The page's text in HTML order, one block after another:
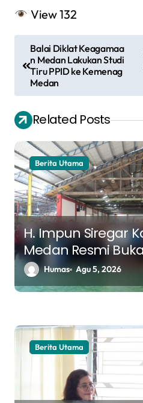
View132
a
g
a
s
i
p
o
s
Balai Diklat Keagamaa
n Medan Lakukan Studi
Tiru PPID ke Kemenag
Medan
Related Posts
Berita Utama
H. Impun Siregar
Medan Resmi
Futsal K3MA,
Antar Madrasah
Humas Agu 5, 2026
Berita Utama